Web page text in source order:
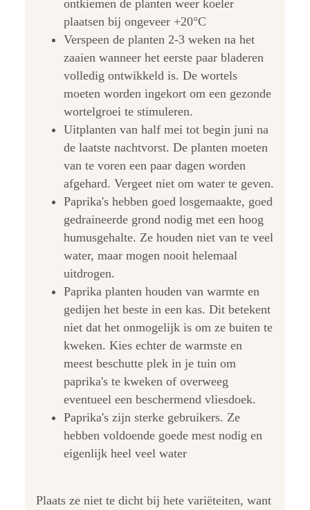
ontkiemen de planten weer koeler
plaatsen bij ongeveer +20°C
Verspeen de planten 2-3 weken na het
zaaien wanneer het eerste paar bladeren
volledig ontwikkeld is. De wortels
moeten worden ingekort om een gezonde
wortelgroei te stimuleren.
Uitplanten van half mei tot begin juni na
de laatste nachtvorst. De planten moeten
van te voren een paar dagen worden
afgehard. Vergeet niet om water te geven.
Paprika's hebben goed losgemaakte, goed
gedraineerde grond nodig met een hoog
humusgehalte. Ze houden niet van te veel
water, maar mogen nooit helemaal
uitdrogen.
Paprika planten houden van warmte en
gedijen het beste in een kas. Dit betekent
niet dat het onmogelijk is om ze buiten te
kweken. Kies echter de warmste en
meest beschutte plek in je tuin om
paprika's te kweken of overweeg
eventueel een beschermend vliesdoek.
Paprika's zijn sterke gebruikers. Ze
hebben voldoende goede mest nodig en
eigenlijk heel veel water
Plaats ze niet te dicht bij hete variëteiten, want